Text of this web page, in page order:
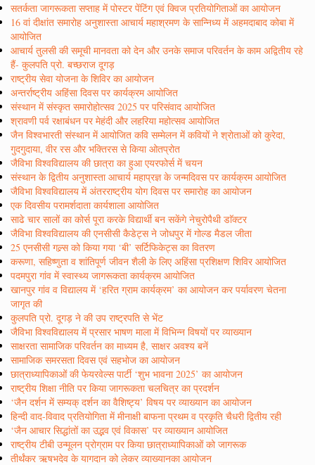
सतर्कता जागरूकता सप्ताह में पोस्टर पेंटिंग एवं क्विज प्रतियोगिताओं का आयोजन
16 वां दीक्षांत समारोह अनुशास्ता आचार्य महाश्रमण के सान्निध्य में अहमदाबाद कोबा में
आयोजित
आचार्य तुलसी की समूची मानवता को देन और उनके समाज परिवर्तन के काम अद्वितीय रहे
हैं- कुलपति प्रो. बच्छराज दूगड़
राष्ट्रीय सेवा योजना के शिविर का आयोजन
अन्तर्राष्ट्रीय अहिंसा दिवस पर कार्यक्रम आयोजित
संस्थान में संस्कृत समारोहोत्सव 2025 पर परिसंवाद आयोजित
श्रावणी पर्व रक्षाबंधन पर मेहंदी और लहरिया महोत्सव आयोजित
जैन विश्वभारती संस्थान में आयोजित कवि सम्मेलन में कवियों ने श्रोताओं को कुरेदा,
गुदगुदाया, वीर रस और भक्तिरस से किया ओतप्रोत
जैविभा विश्वविद्यालय की छात्रा का हुआ एयरफोर्स में चयन
संस्थान के द्वितीय अनुशास्ता आचार्य महाप्रज्ञ के जन्मदिवस पर कार्यक्रम आयोजित
जैविभा विश्वविद्यालय में अंतरराष्ट्रीय योग दिवस पर समारोह का आयोजन
एक दिवसीय परामर्शदाता कार्यशाला आयोजित
साढे चार सालों का कोर्स पूरा करके विद्यार्थी बन सकेंगे नेचुरोपैथी डाॅक्टर
जैविभा विश्वविद्यालय की एनसीसी कैडेट्स ने जोधपुर में गोल्ड मैडल जीता
25 एनसीसी गल्र्स को किया गया ‘बी’ सर्टिफिकेट्स का वितरण
करूणा, सहिष्णुता व शांतिपूर्ण जीवन शैली के लिए अहिंसा प्रशिक्षण शिविर आयोजित
पदमपुरा गांव में स्वास्थ्य जागरूकता कार्यक्रम आयोजित
खानपुर गांव व विद्यालय में ‘हरित ग्राम कार्यक्रम’ का आयोजन कर पर्यावरण चेतना
जागृत की
कुलपति प्रो. दूगड़ ने की उप राष्ट्रपति से भेंट
जैविभा विश्वविद्यालय में प्रसार भाषण माला में विभिन्न विषयों पर व्याख्यान
साक्षरता सामाजिक परिवर्तन का माध्यम है, साक्षर अवश्य बनें
सामाजिक समरसता दिवस एवं सहभोज का आयोजन
छात्राध्यापिकाओं की फेयरवेल्स पार्टी ‘शुभ भावना 2025’ का आयोजन
राष्ट्रीय शिक्षा नीति पर किया जागरूकता चलचित्र का प्रदर्शन
‘जैन दर्शन में सम्यक् दर्शन का वैशिष्ट्य’ विषय पर व्याख्यान का आयोजन
हिन्दी वाद-विवाद प्रतियोगिता में मीनाक्षी बाफना प्रथम व प्रकृति चैधरी द्वितीय रही
‘जैन आचार सिद्धांतों का उद्भव एवं विकास’ पर व्याख्यान आयोजित
राष्ट्रीय टीबी उन्मूलन प्रोग्राम पर किया छात्राध्यापिकाओं को जागरूक
तीर्थंकर ऋषभदेव के यागदान को लेकर व्याख्यानका आयोजन